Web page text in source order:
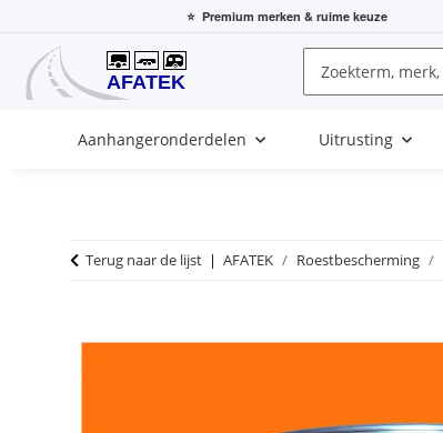
⭐ Premium merken & ruime keuze
Aanhangeronderdelen Uitrusting
Terug naar de lijst AFATEK Roestbescherming